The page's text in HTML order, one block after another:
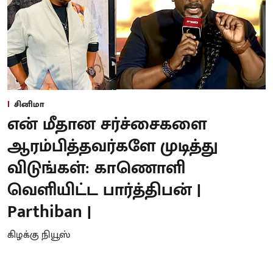
சினிமா
என் மீதான சர்ச்சைகளை
ஆரம்பித்தவர்களே முடித்து
விடுங்கள்: காணொளி
வெளியிட்ட பார்த்திபன் |
Parthiban |
கிழக்கு நியூஸ்